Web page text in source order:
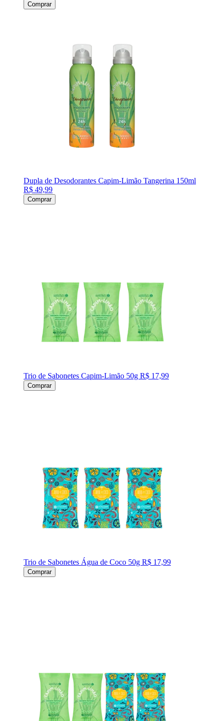
Comprar
Dupla de Desodorantes Capim-Limão Tangerina 150ml
R$ 49,99
Comprar
Trio de Sabonetes Capim-Limão 50g R$ 17,99
Comprar
Trio de Sabonetes Água de Coco 50g R$ 17,99
Comprar